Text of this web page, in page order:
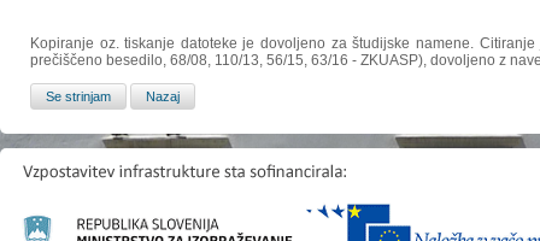
Kopiranje oz. tiskanje datoteke je dovoljeno za študijske namene.
prečiščeno besedilo, 68/08, 110/13, 56/15, 63/16 - ZKUASP), dovoljeno z